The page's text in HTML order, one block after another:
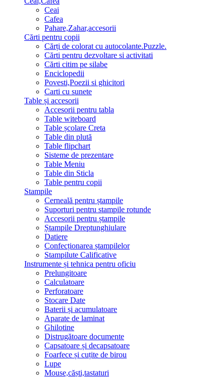
Ceai
Cafea
Pahare,Zahar,accesorii
Cărti pentru copii
Cărți de colorat cu autocolante.Puzzle.
Сărti pentru dezvoltare si activitati
Cărti citim pe silabe
Enciclopedii
Povesti,Poezii si ghicitori
Carti cu sunete
Table și accesorii
Accesorii pentru tabla
Table witeboard
Table școlare Creta
Table din plută
Table flipchart
Sisteme de prezentare
Table Meniu
Table din Sticla
Table pentru copii
Stampile
Cerneală pentru ștampile
Suporturi pentru stampile rotunde
Accesorii pentru ștampile
Ștampile Dreptunghiulare
Datiere
Confecționarea ștampilelor
Stampilute Calificative
Instrumente și tehnica pentru oficiu
Prelungitoare
Calculatoare
Perforatoare
Stocare Date
Baterii și acumulatoare
Aparate de laminat
Ghilotine
Distrugătoare documente
Capsatoare și decapsatoare
Foarfece și cuțite de birou
Lupe
Mouse,căști,tastaturi